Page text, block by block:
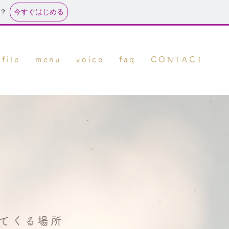
今すぐはじめる
menu voice faq CONTACT
くる場所